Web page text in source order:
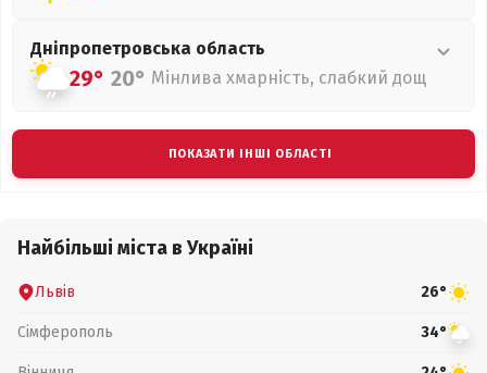
Дніпропетровська область
29° 20° Мінлива хмарність, слабкий дощ
ПОКАЗАТИ ІНШІ ОБЛАСТІ
Найбільші міста в Україні
Львів 26°
Сімферополь 34°